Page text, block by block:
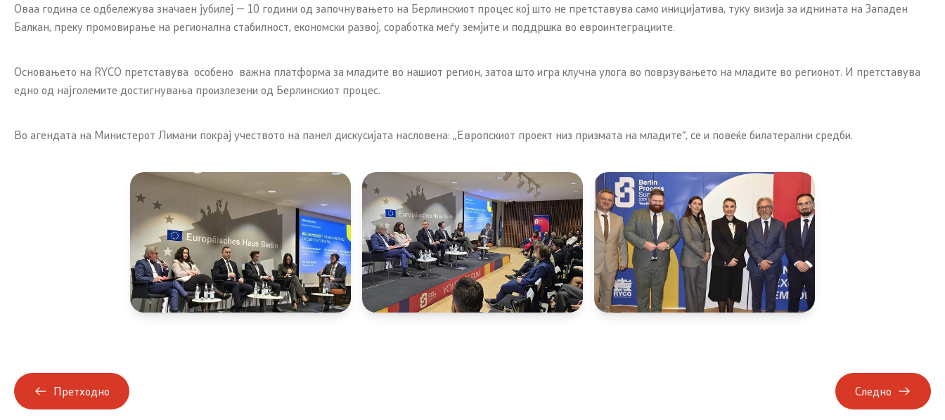
Оваа година се одбележува значаен јубилеј — 10 години од започнувањето на Берлинскиот процес кој што не претставува само иницијатива, туку визија за иднината на Западен
Балкан, преку промовирање на регионална стабилност, економски развој, соработка меѓу земјите и поддршка во евроинтеграциите.
Основањето на RYCO претставува особено важна платформа за младите во нашиот регион, затоа што игра клучна улога во поврзувањето на младите во регионот. И претставува
едно од најголемите достигнувања произлезени од Берлинскиот процес.
Во агендата на Министерот Лимани покрај учеството на панел дискусијата насловена: „Европскиот проект низ призмата на младите“, се и повеќе билатерални средби.
Претходно Следно